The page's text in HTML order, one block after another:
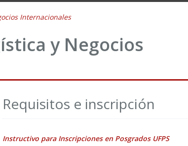
Internacionales
y Negocios
Requisitos e inscripción
Instructivo para Inscripciones en Posgrados UFPS